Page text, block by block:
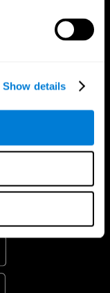
Show details